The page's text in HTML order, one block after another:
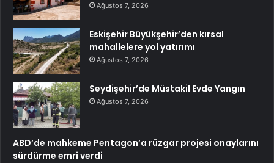
Ağustos 7, 2026
Eskişehir Büyükşehir’den kırsal
mahallelere yol yatırımı
Ağustos 7, 2026
Seydişehir’de Müstakil Evde Yangın
Ağustos 7, 2026
ABD’de mahkeme Pentagon’a rüzgar projesi onaylarını
sürdürme emri verdi